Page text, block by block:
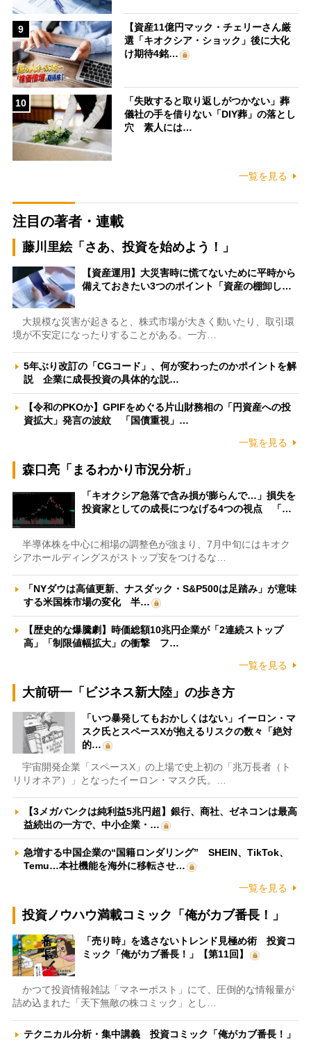
9
【資産11億円マック・チェリーさん厳
選「キオクシア・ショック」後に大化
け期待4銘…
10
「失敗すると取り返しがつかない」葬
儀社の手を借りない「DIY葬」の落とし
穴 素人には…
一覧を見る
注目の著者・連載
藤川里絵「さあ、投資を始めよう！」
【資産運用】大災害時に慌てないために平時から
備えておきたい3つのポイント「資産の棚卸し…
大規模な災害が起きると、株式市場が大きく動いたり、取引環
境が不安定になったりすることがある。一方…
5年ぶり改訂の「CGコード」、何が変わったのかポイントを解
説 企業に成長投資の具体的な説…
【令和のPKOか】GPIFをめぐる片山財務相の「円資産への投
資拡大」発言の波紋 「国債重視」…
一覧を見る
森口亮「まるわかり市況分析」
「キオクシア急落で含み損が膨らんで…」損失を
投資家としての成長につなげる4つの視点 「…
半導体株を中心に相場の調整色が強まり、7月中旬にはキオク
シアホールディングスがストップ安をつけるな…
「NYダウは高値更新、ナスダック・S&P500は足踏み」が意味
する米国株市場の変化 半…
【歴史的な爆騰劇】時価総額10兆円企業が「2連続ストップ
高」「制限値幅拡大」の衝撃 フ…
一覧を見る
大前研一「ビジネス新大陸」の歩き方
「いつ暴発してもおかしくはない」イーロン・マ
スク氏とスペースXが抱えるリスクの数々「絶対
的…
宇宙開発企業「スペースX」の上場で史上初の「兆万長者（ト
リリオネア）」となったイーロン・マスク氏。…
【3メガバンクは純利益5兆円超】銀行、商社、ゼネコンは最高
益続出の一方で、中小企業・…
急増する中国企業の“国籍ロンダリング” SHEIN、TikTok、
Temu…本社機能を海外に移転させ…
一覧を見る
投資ノウハウ満載コミック「俺がカブ番長！」
「売り時」を逃さないトレンド見極め術 投資コ
ミック「俺がカブ番長！」【第11回】
かつて投資情報雑誌「マネーポスト」にて、圧倒的な情報量が
詰め込まれた「天下無敵の株コミック」とし…
テクニカル分析・集中講義 投資コミック「俺がカブ番長！」